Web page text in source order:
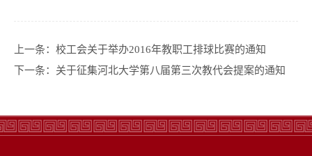
上一条： 校工会关于举办2016年教职工排球比赛的通知
下一条： 关于征集河北大学第八届第三次教代会提案的通知